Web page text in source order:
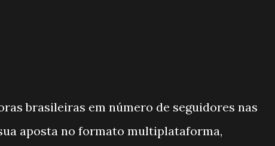
brasileiras em número de seguidores nas
aposta no formato multiplataforma,